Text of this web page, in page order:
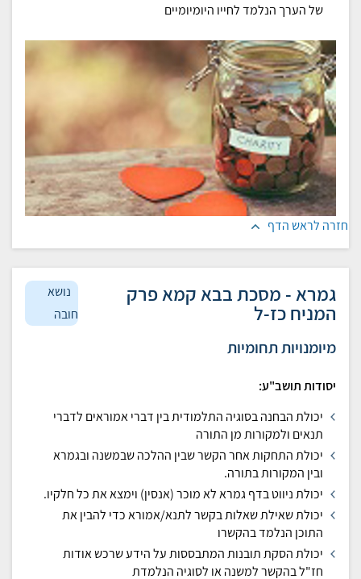
של הערך הנלמד לחייו היומיומיים
חזרה לראש הדף
גמרא - מסכת בבא קמא פרק
המניח כז-ל
נושא
חובה
מיומנויות תחומיות
יסודות תושב"ע:
יכולת הבחנה בסוגיה התלמודית בין דברי אמוראים לדברי
תנאים ולמקורות מן התורה
יכולת התחקות אחר הקשר שבין ההלכה שבמשנה ובגמרא
ובין המקורות בתורה.
יכולת ניווט בדף גמרא לא מוכר (אנסין) וימצא את כל חלקיו.
יכולת שאילת שאלות בקשר לתנא/אמורא כדי להבין את
התוכן הנלמד בהקשרו
יכולת הסקת תובנות המתבססות על הידע שרכש אודות
חז"ל בהקשר למשנה או לסוגיה הנלמדת